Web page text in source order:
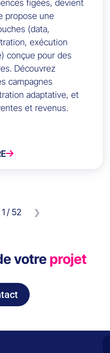
figées, devient
propose une
(data,
exécution
conçue pour des
Découvrez
campagnes
adaptative, et
et revenus.
/ 52 ❯
votre projet